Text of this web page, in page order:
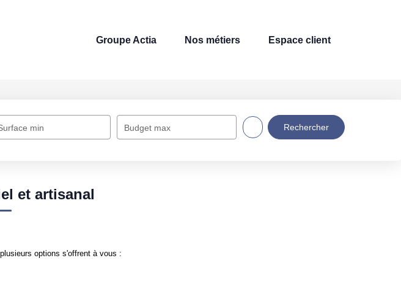
Groupe Actia Nos métiers Espace client
min Budget max
et artisanal
options s'offrent à vous :